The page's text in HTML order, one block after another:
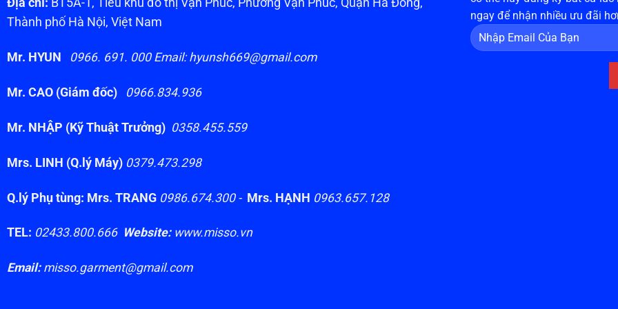
Địa chỉ: BT5A-1, Tiểu khu đô thị Vạn Phúc, Phường Vạn Phúc, Quận Hà Đông,
Thành phố Hà Nội, Việt Nam
Mr. HYUN 0966. 691. 000 Email: hyunsh669@gmail.com
Mr. CAO (Giám đốc) 0966.834.936
Mr. NHẬP (Kỹ Thuật Trưởng) 0358.455.559
Mrs. LINH (Q.lý Máy) 0379.473.298
Q.lý Phụ tùng: Mrs. TRANG 0986.674.300 - Mrs. HẠNH 0963.657.128
TEL: 02433.800.666 Website:www.misso.vn
Email:misso.garment@gmail.com
ngay để nhận nhiều ưu đãi